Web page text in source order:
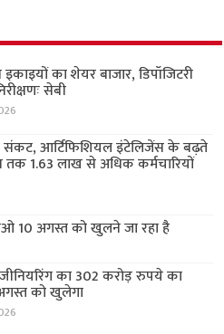
का शेयर बाजार, डिपॉजिटरी
सेबी
संकट, आर्टिफिशियल इंटेलिजेंस के बढ़ते
1.63 लाख से अधिक कर्मचारियों
10 अगस्त को खुलने जा रहा है
का 302 करोड़ रुपये का
को खुलेगा